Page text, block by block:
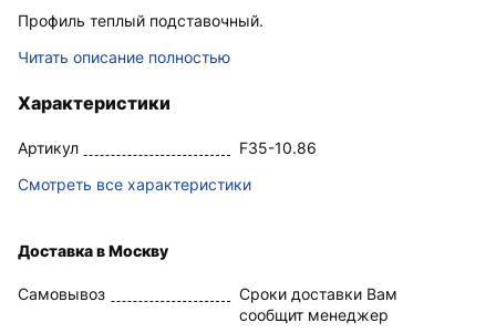
Профиль теплый подставочный.
Читать описание полностью
Характеристики
Артикул
F35-10.86
Смотреть все характеристики
Доставка в Москву
Самовывоз
Сроки доставки Вам
сообщит менеджер